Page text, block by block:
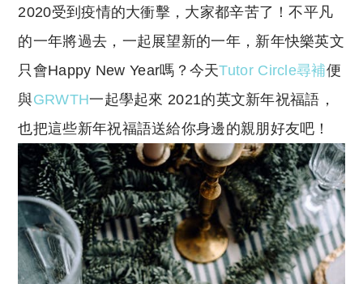
y
Li
n
k
s
A
p
2020受到疫情的大衝擊，大家都辛苦了！不平凡
的一年將過去，一起展望新的一年，新年快樂英文
只會Happy New Year嗎？ 今天Tutor Circle尋補便
與GRWTH一起學起來 2021的英文新年祝福語，
也把這些新年祝福語送給你身邊的親朋好友吧！